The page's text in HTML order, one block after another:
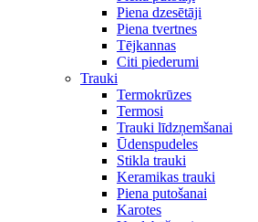
Piena dzesētāji
Piena tvertnes
Tējkannas
Citi piederumi
Trauki
Termokrūzes
Termosi
Trauki līdzņemšanai
Ūdenspudeles
Stikla trauki
Keramikas trauki
Piena putošanai
Karotes